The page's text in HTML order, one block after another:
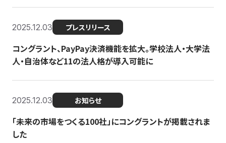
2025.12.03 プレスリリース
コングラント、PayPay決済機能を拡大。学校法人・大学法
人・自治体など11の法人格が導入可能に
2025.12.03 お知らせ
「未来の市場をつくる100社」にコングラントが掲載されま
した